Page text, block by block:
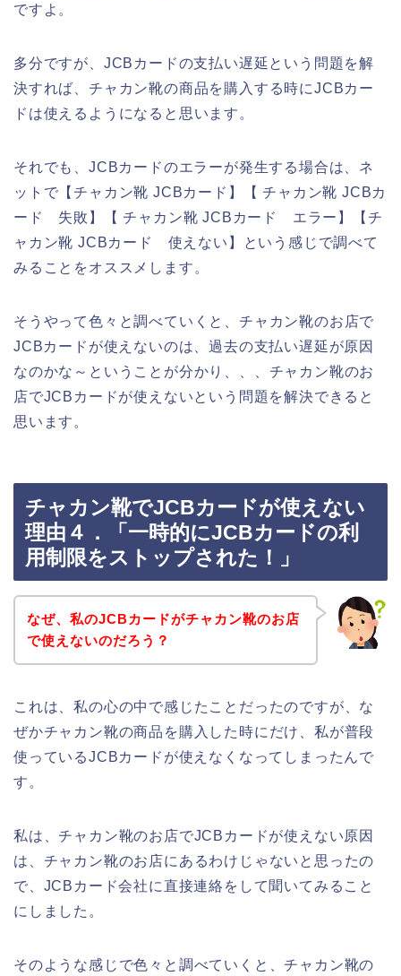
ですよ。
多分ですが、JCBカードの支払い遅延という問題を解
決すれば、チャカン靴の商品を購入する時にJCBカー
ドは使えるようになると思います。
それでも、JCBカードのエラーが発生する場合は、ネ
ットで【チャカン靴 JCBカード】【 チャカン靴 JCBカ
ード 失敗】【 チャカン靴 JCBカード エラー】【チ
ャカン靴 JCBカード 使えない】という感じで調べて
みることをオススメします。
そうやって色々と調べていくと、チャカン靴のお店で
JCBカードが使えないのは、過去の支払い遅延が原因
なのかな～ということが分かり、、、チャカン靴のお
店でJCBカードが使えないという問題を解決できると
思います。
チャカン靴でJCBカードが使えない
理由４．「一時的にJCBカードの利
用制限をストップされた！」
なぜ、私のJCBカードがチャカン靴のお店
で使えないのだろう？
これは、私の心の中で感じたことだったのですが、な
ぜかチャカン靴の商品を購入した時にだけ、私が普段
使っているJCBカードが使えなくなってしまったんで
す。
私は、チャカン靴のお店でJCBカードが使えない原因
は、チャカン靴のお店にあるわけじゃないと思ったの
で、JCBカード会社に直接連絡をして聞いてみること
にしました。
そのような感じで色々と調べていくと、チャカン靴の